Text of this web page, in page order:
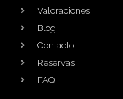
Valoraciones
Blog
Contacto
Reservas
FAQ